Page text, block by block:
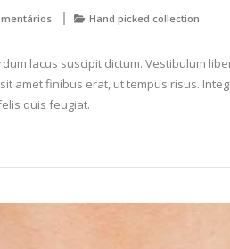
Hand picked collection
lacus suscipit dictum. Vestibulum
amet finibus erat, ut tempus risus.
quis feugiat.